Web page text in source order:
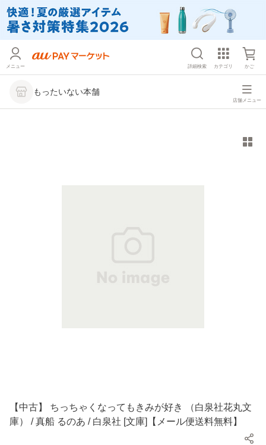
メニュー 詳細検索 カテゴリ かご
もったいない本舗
店舗メニュー
【中古】 ちっちゃくなってもきみが好き （白泉社花丸文
庫） / 真船 るのあ / 白泉社 [文庫]【メール便送料無料】